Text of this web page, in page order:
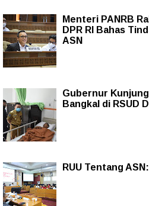
Menteri PANRB
DPR RI Bahas
ASN
Gubernur
Bangkal di RSUD
RUU Tentang